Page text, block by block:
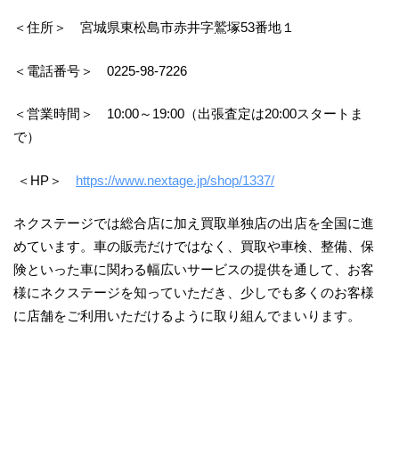
＜住所＞ 宮城県東松島市赤井字鷲塚53番地１
＜電話番号＞ 0225-98-7226
＜営業時間＞ 10:00～19:00（出張査定は20:00スタートま
で）
＜HP＞ https://www.nextage.jp/shop/1337/
ネクステージでは総合店に加え買取単独店の出店を全国に進
めています。車の販売だけではなく、買取や車検、整備、保
険といった車に関わる幅広いサービスの提供を通して、お客
様にネクステージを知っていただき、少しでも多くのお客様
に店舗をご利用いただけるように取り組んでまいります。